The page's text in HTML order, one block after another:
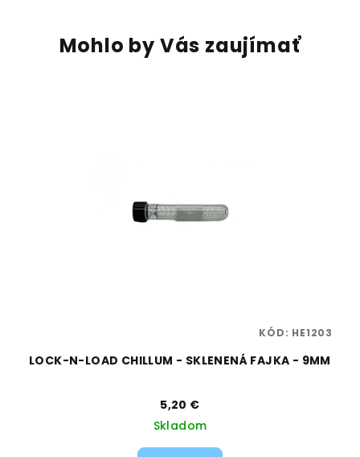
Mohlo by Vás zaujímať
LOCK-N-LOAD CHILLUM - SKLENENÁ FAJKA - 9MM
5,20 €
Skladom
KÓD: HE1203